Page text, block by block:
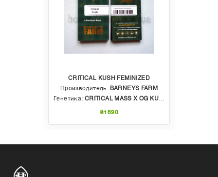
CRITICAL KUSH FEMINIZED
Производитель: BARNEYS FARM
Генетика: CRITICAL MASS X OG KUSH
₴1890